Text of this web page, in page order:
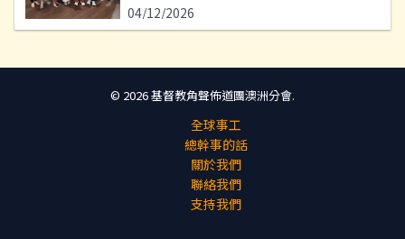
04/12/2026
© 2026 基督教角聲佈道團澳洲分會.
全球事工
總幹事的話
關於我們
聯絡我們
支持我們